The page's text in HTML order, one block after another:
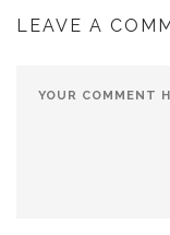
LEAVE A